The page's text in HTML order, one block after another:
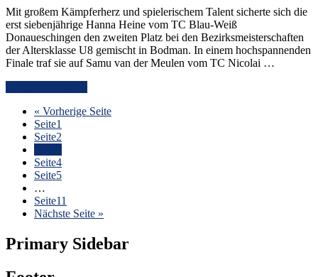
Mit großem Kämpferherz und spielerischem Talent sicherte sich die
erst siebenjährige Hanna Heine vom TC Blau-Weiß
Donaueschingen den zweiten Platz bei den Bezirksmeisterschaften
der Altersklasse U8 gemischt in Bodman. In einem hochspannenden
Finale traf sie auf Samu van der Meulen vom TC Nicolai …
« Vorherige Seite
Seite1
Seite2
Seite4
Seite5
…
Seite11
Nächste Seite »
Primary Sidebar